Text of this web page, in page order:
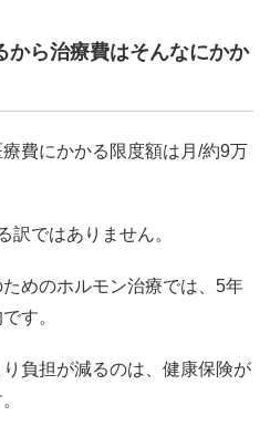
ら治療費はそんなにかか
費にかかる限度額は月/約9万
訳ではありません。
めのホルモン治療では、5年
す。
負担が減るのは、健康保険が